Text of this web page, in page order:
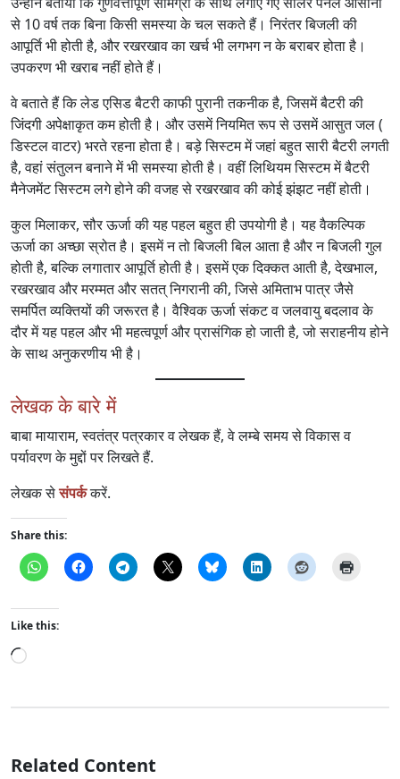
से 10 वर्ष तक बिना किसी समस्या के चल सकते हैं। निरंतर बिजली की
आपूर्ति भी होती है, और रखरखाव का खर्च भी लगभग न के बराबर होता है।
उपकरण भी खराब नहीं होते हैं।
वे बताते हैं कि लेड एसिड बैटरी काफी पुरानी तकनीक है, जिसमें बैटरी की
जिंदगी अपेक्षाकृत कम होती है। और उसमें नियमित रूप से उसमें आसुत जल (
डिस्टल वाटर) भरते रहना होता है। बड़े सिस्टम में जहां बहुत सारी बैटरी लगती
है, वहां संतुलन बनाने में भी समस्या होती है। वहीं लिथियम सिस्टम में बैटरी
मैनेजमेंट सिस्टम लगे होने की वजह से रखरखाव की कोई झंझट नहीं होती।
कुल मिलाकर, सौर ऊर्जा की यह पहल बहुत ही उपयोगी है। यह वैकल्पिक
ऊर्जा का अच्छा स्रोत है। इसमें न तो बिजली बिल आता है और न बिजली गुल
होती है, बल्कि लगातार आपूर्ति होती है। इसमें एक दिक्कत आती है, देखभाल,
रखरखाव और मरम्मत और सतत् निगरानी की, जिसे अमिताभ पात्र जैसे
समर्पित व्यक्तियों की जरूरत है। वैश्विक ऊर्जा संकट व जलवायु बदलाव के
दौर में यह पहल और भी महत्वपूर्ण और प्रासंगिक हो जाती है, जो सराहनीय होने
के साथ अनुकरणीय भी है।
लेखक के बारे में
बाबा मायाराम, स्वतंत्र पत्रकार व लेखक हैं, वे लम्बे समय से विकास व
पर्यावरण के मुद्दों पर लिखते हैं.
लेखक सेसंपर्ककरें.
Share this:
Like this:
Loading…
Related Content